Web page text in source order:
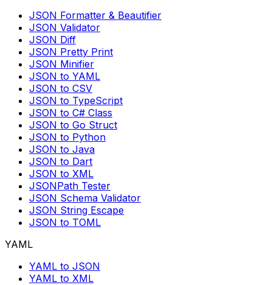
JSON Formatter & Beautifier
JSON Validator
JSON Diff
JSON Pretty Print
JSON Minifier
JSON to YAML
JSON to CSV
JSON to TypeScript
JSON to C# Class
JSON to Go Struct
JSON to Python
JSON to Java
JSON to Dart
JSON to XML
JSONPath Tester
JSON Schema Validator
JSON String Escape
JSON to TOML
YAML
YAML to JSON
YAML to XML